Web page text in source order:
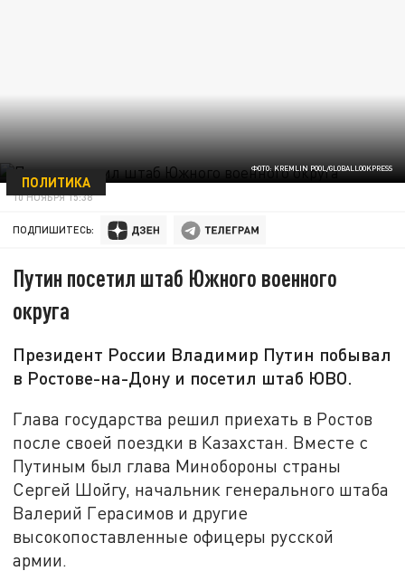
ФОТО: KREMLIN POOL/GLOBALLOOKPRESS
ПОЛИТИКА
10 НОЯБРЯ 15:38
ПОДПИШИТЕСЬ:
Путин посетил штаб Южного военного
округа
Президент России Владимир Путин побывал
в Ростове-на-Дону и посетил штаб ЮВО.
Глава государства решил приехать в Ростов
после своей поездки в Казахстан. Вместе с
Путиным был глава Минобороны страны
Сергей Шойгу, начальник генерального штаба
Валерий Герасимов и другие
высокопоставленные офицеры русской
армии.